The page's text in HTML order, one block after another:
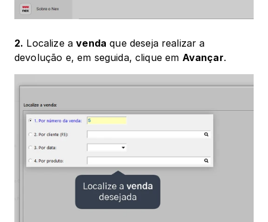
2. Localize a venda que deseja realizar a
devolução e, em seguida, clique em Avançar.